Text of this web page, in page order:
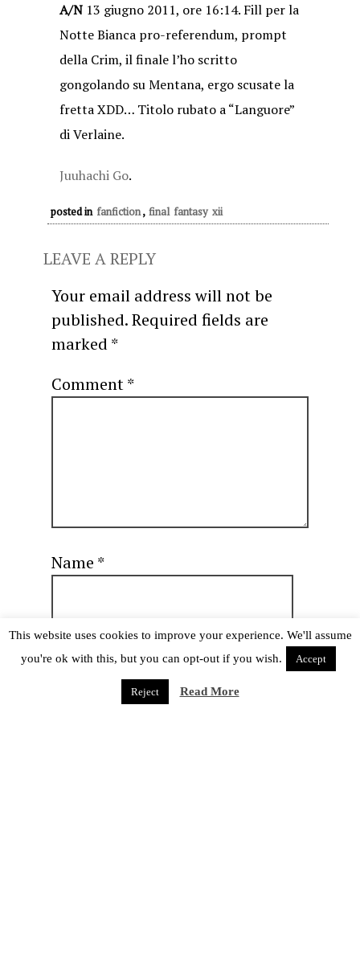
A/N 13 giugno 2011, ore 16:14. Fill per la
Notte Bianca pro-referendum, prompt
della Crim, il finale l’ho scritto
gongolando su Mentana, ergo scusate la
fretta XDD… Titolo rubato a “Languore”
di Verlaine.
Juuhachi Go.
posted in fanfiction, final fantasy xii
LEAVE A REPLY
Your email address will not be
published.Required fields are
marked *
Comment*
Name *
Email *
This website uses cookies to improve your experience. We'll assume
you're ok with this, but you can opt-out if you wish.
Accept
Reject Read More